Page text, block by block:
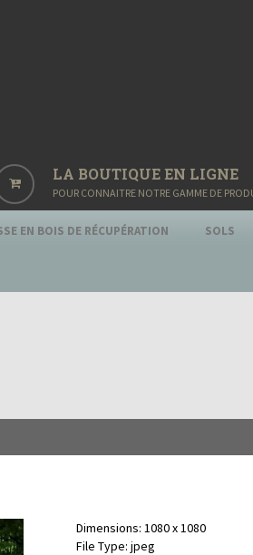
LA BOUTIQUE EN LIGNE
POUR CONNAITRE NOTRE GAMME DE
EN BOIS DE RÉCUPÉRATION SOLS
Dimensions: 1080 x 1080
File Type: jpeg